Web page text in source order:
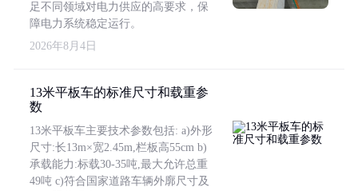
足不同领域对电力供应的高要求，保
障电力系统稳定运行。
2026年8月4日
13米平板车的标准尺寸和载重参
数
13米平板车主要技术参数包括: a)外形
尺寸:长13m×宽2.45m,栏板高55cm b)
承载能力:标载30-35吨,最大允许总重
49吨 c)符合国家道路车辆外廓尺寸及